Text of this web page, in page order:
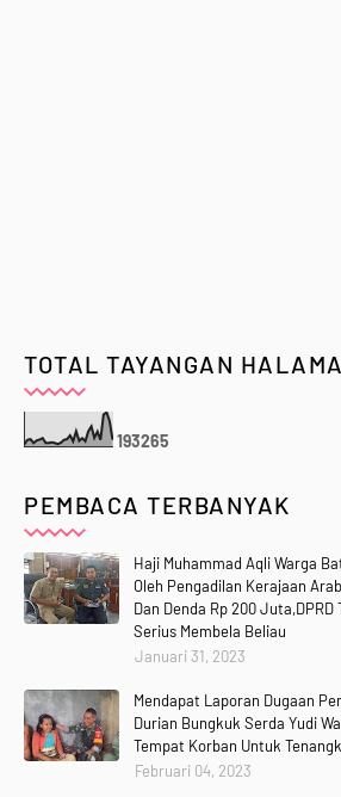
TOTAL TAYANGAN
193265
PEMBACA TERBANYAK
Haji Muhammad Aqli Warga
Oleh Pengadilan Kerajaan
Dan Denda Rp 200
Serius Membela Beliau
Januari 31, 2023
Mendapat Laporan Dugaan
Durian Bungkuk Serda Yudi
Tempat Korban Untuk
Februari 04, 2023